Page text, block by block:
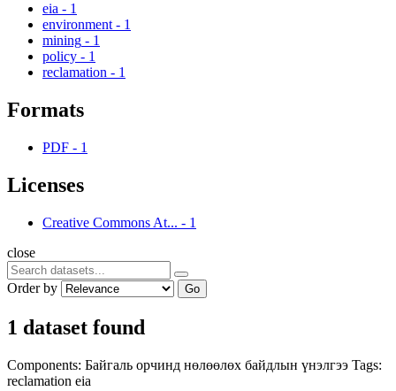
eia - 1
environment - 1
mining - 1
policy - 1
reclamation - 1
Formats
PDF - 1
Licenses
Creative Commons At... - 1
close
Order by Go
1 dataset found
Components: Байгаль орчинд нөлөөлөх байдлын үнэлгээ Tags:
reclamation eia